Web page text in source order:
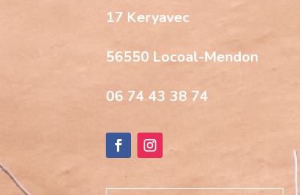
17 Keryavec
56550 Locoal-Mendon
06 74 43 38 74